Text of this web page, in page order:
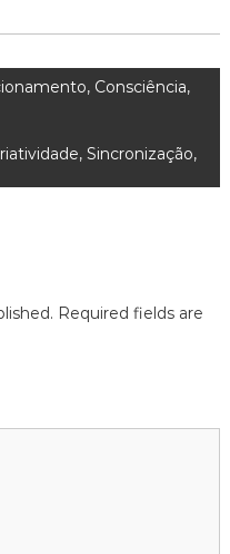
Consciência,
Sincronização,
Required fields are